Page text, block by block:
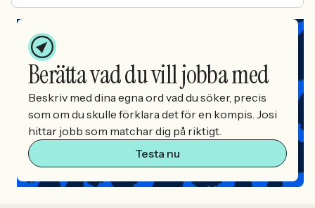
Berätta vad du vill jobba med
Beskriv med dina egna ord vad du söker, precis
som om du skulle förklara det för en kompis. Josi
hittar jobb som matchar dig på riktigt.
Testa nu